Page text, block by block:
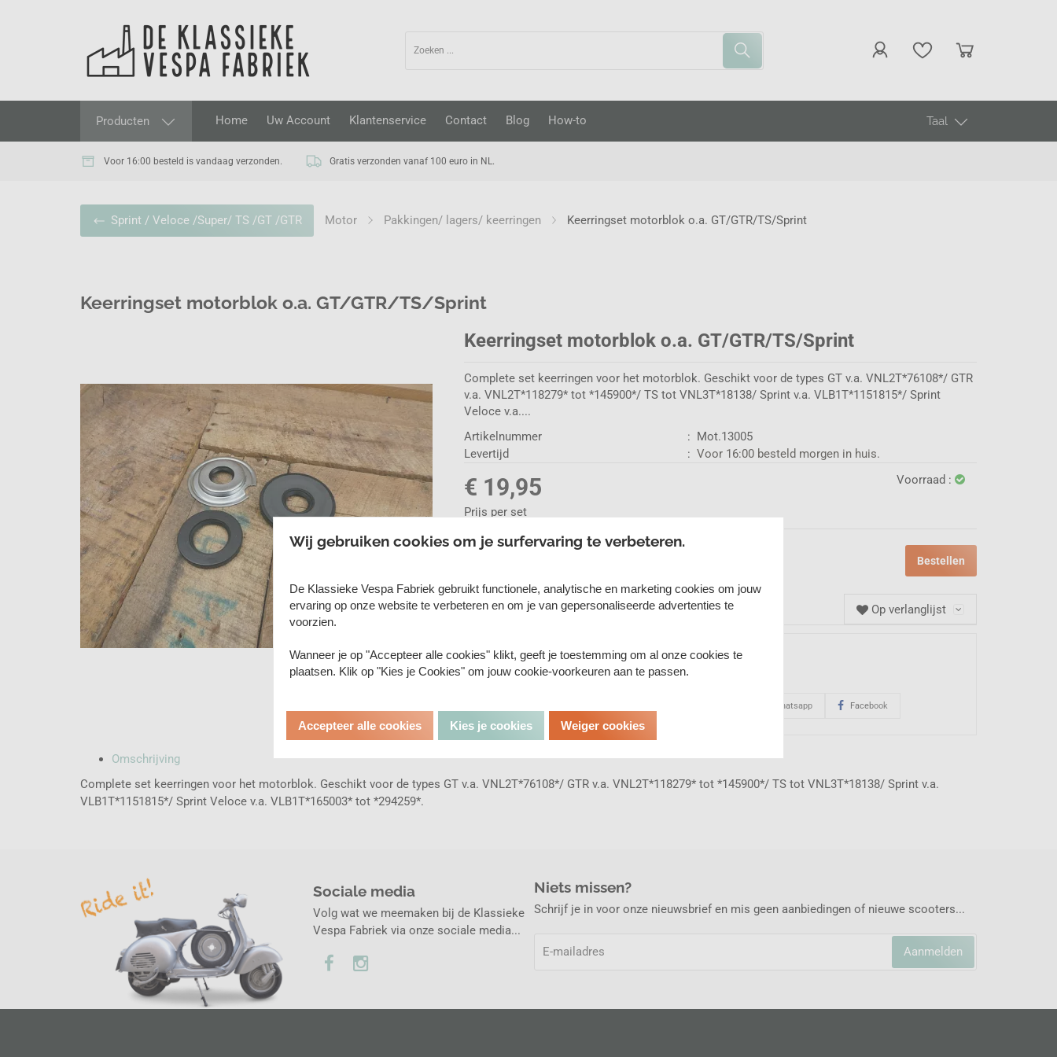
Producten Home Uw Account Klantenservice Contact Blog How-to Taal
Voor 16:00 besteld is vandaag verzonden. Gratis verzonden vanaf 100 euro in NL.
Sprint / Veloce /Super/ TS /GT /GTR Motor Pakkingen/ lagers/ keerringen Keerringset motorblok o.a. GT/GTR/TS/Sprint
Keerringset motorblok o.a. GT/GTR/TS/Sprint
Keerringset motorblok o.a. GT/GTR/TS/Sprint
Complete set keerringen voor het motorblok. Geschikt voor de types GT v.a. VNL2T*76108*/ GTR
v.a. VNL2T*118279* tot *145900*/ TS tot VNL3T*18138/ Sprint v.a. VLB1T*1151815*/ Sprint
Veloce v.a....
Artikelnummer
: Mot.13005
Levertijd
: Voor 16:00 besteld morgen in huis.
€ 19,95
Prijs per set
Voorraad :
Bestellen
Op verlanglijst
Heeft u een vraag over dit product?
Stel ons uw vraag
Whatsapp Facebook
Omschrijving
Complete set keerringen voor het motorblok. Geschikt voor de types GT v.a. VNL2T*76108*/ GTR v.a. VNL2T*118279* tot *145900*/ TS tot VNL3T*18138/ Sprint v.a.
VLB1T*1151815*/ Sprint Veloce v.a. VLB1T*165003* tot *294259*.
Sociale media
Volg wat we meemaken bij de Klassieke
Vespa Fabriek via onze sociale media...
Niets missen?
Schrijf je in voor onze nieuwsbrief en mis geen aanbiedingen of nieuwe scooters...
Aanmelden
Wij gebruiken cookies om je surfervaring te verbeteren.
De Klassieke Vespa Fabriek gebruikt functionele, analytische en marketing cookies om jouw
ervaring op onze website te verbeteren en om je van gepersonaliseerde advertenties te
voorzien.
Wanneer je op "Accepteer alle cookies" klikt, geeft je toestemming om al onze cookies te
plaatsen. Klik op "Kies je Cookies" om jouw cookie-voorkeuren aan te passen.
Accepteer alle cookies Kies je cookies Weiger cookies